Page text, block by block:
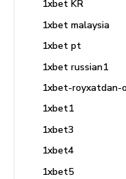
1xbet KR
1xbet malaysia
1xbet pt
1xbet russian1
1xbet-royxatdan-
1xbet1
1xbet3
1xbet4
1xbet5